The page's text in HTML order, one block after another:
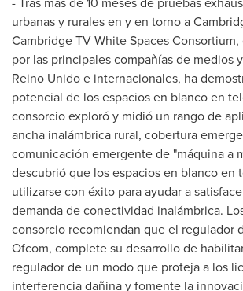
urbanas y rurales en y en torno a
Cambridge TV White Spaces
por las principales compañías de medios
Reino Unido e internacionales, ha
potencial de los espacios en blanco en
consorcio exploró y midió un rango de
ancha inalámbrica rural, cobertura
comunicación emergente de "máquina a
descubrió que los espacios en blanco en
utilizarse con éxito para ayudar a
demanda de conectividad inalámbrica.
consorcio recomiendan que el regulador
Ofcom, complete su desarrollo de
regulador de un modo que proteja a los
interferencia dañina y fomente la